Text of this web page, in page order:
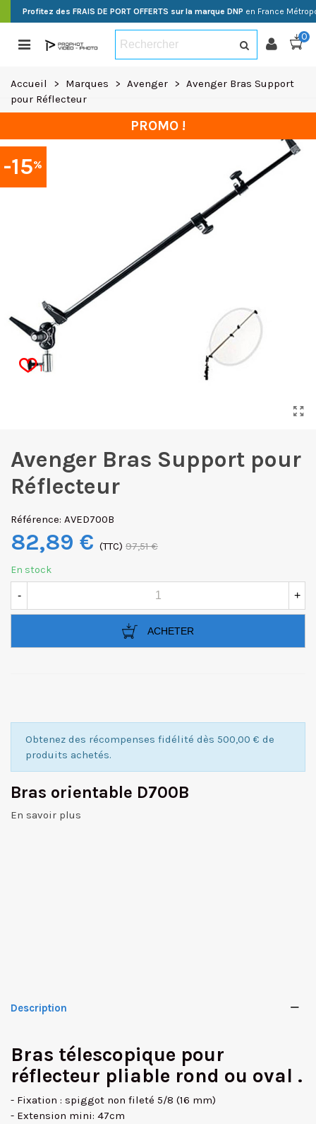
Profitez des FRAIS DE PORT OFFERTS sur la marque DNP en France
0
Accueil > Marques > Avenger > Avenger Bras Support
pour Réflecteur
PROMO !
-15%
1
Avenger Bras Support pour
Réflecteur
Référence: AVED700B
82,89 € (TTC) 97,51 €
En stock
- +
ACHETER
Obtenez des récompenses fidélité dès 500,00 € de
produits achetés.
Bras orientable D700B
En savoir plus
Description
Bras télescopique pour
réflecteur pliable rond ou oval .
- Fixation : spiggot non fileté 5/8 (16 mm)
- Extension mini: 47cm